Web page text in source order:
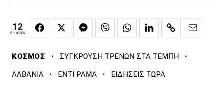
12
SHARES
ΚΟΣΜΟΣ · ΣΥΓΚΡΟΥΣΗ ΤΡΕΝΩΝ ΣΤΑ ΤΕΜΠΗ ·
ΑΛΒΑΝΙΑ · ΕΝΤΙ ΡΑΜΑ · ΕΙΔΗΣΕΙΣ ΤΩΡΑ